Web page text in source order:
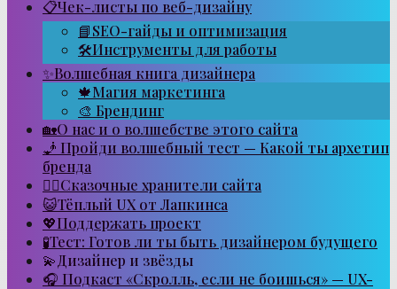
📋Чек-листы по веб-дизайну
📘SEO-гайды и оптимизация
🛠Инструменты для работы
✨Волшебная книга дизайнера
🍁Магия маркетинга
🎨 Брендинг
🏡О нас и о волшебстве этого сайта
🧞 Пройди волшебный тест — Какой ты архетип
бренда
🧙‍♂️Сказочные хранители сайта
😺Тёплый UX от Лапкинса
💖Поддержать проект
🧪Тест: Готов ли ты быть дизайнером будущего
💫Дизайнер и звёзды
🎧 Подкаст «Скролль, если не боишься» — UX-